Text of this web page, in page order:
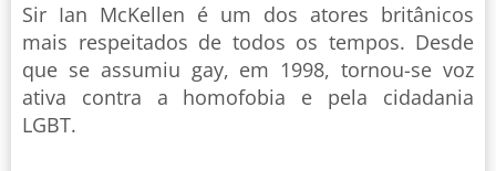
Sir Ian McKellen é um dos atores britânicos
mais respeitados de todos os tempos. Desde
que se assumiu gay, em 1998, tornou-se voz
ativa contra a homofobia e pela cidadania
LGBT.